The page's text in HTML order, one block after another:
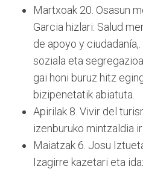
Martxoak 20. Osasun
Garcia hizlari: Salud
de apoyo y
soziala eta
gai honi buruz hitz
bizipenetatik abiatuta.
Apirilak 8. Vivir del
izenburuko mintzaldia
Maiatzak 6. Josu
Izagirre kazetari eta